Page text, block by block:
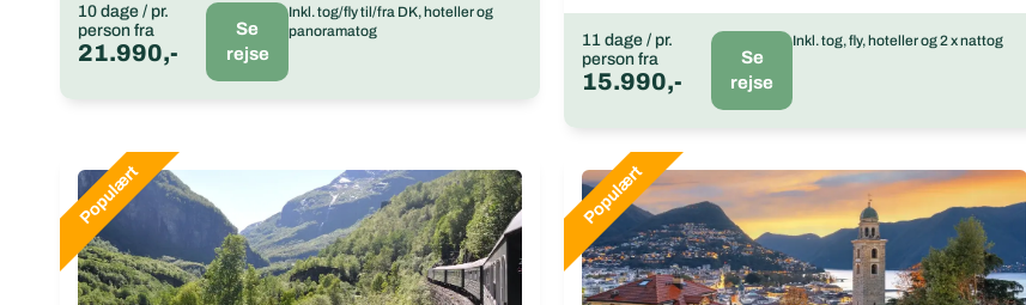
10 dage / pr.
person fra
21.990,-
Se
rejse
Inkl. tog/fly til/fra DK, hoteller og
panoramatog
11 dage / pr.
person fra
15.990,-
Se
rejse
Inkl. tog, fly, hoteller og 2 x nattog